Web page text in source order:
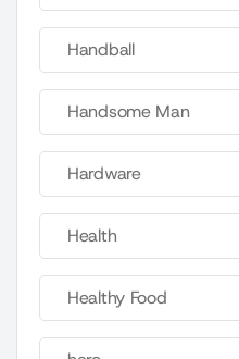
Handball
Handsome Man
Hardware
Health
Healthy Food